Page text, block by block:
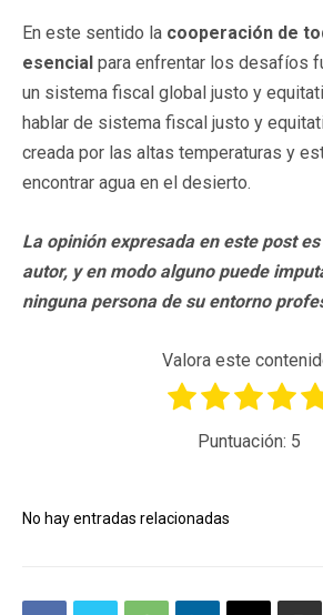
En este sentido la cooperación de
esencial para enfrentar los desafíos
un sistema fiscal global justo y
hablar de sistema fiscal justo y
creada por las altas temperaturas y
encontrar agua en el desierto.
La opinión expresada en este post
autor, y en modo alguno puede
ninguna persona de su entorno
Valora este
Puntuación: 5
No hay entradas relacionadas